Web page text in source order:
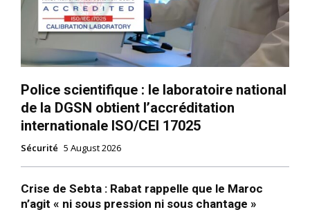
Police scientifique : le laboratoire national
de la DGSN obtient l’accréditation
internationale ISO/CEI 17025
Sécurité 5 August 2026
Crise de Sebta : Rabat rappelle que le Maroc
n’agit « ni sous pression ni sous chantage »